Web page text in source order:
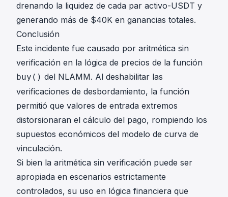
drenando la liquidez de cada par activo-USDT y
generando más de $40K en ganancias totales.
Conclusión
Este incidente fue causado por aritmética sin
verificación en la lógica de precios de la función
buy() del NLAMM. Al deshabilitar las
verificaciones de desbordamiento, la función
permitió que valores de entrada extremos
distorsionaran el cálculo del pago, rompiendo los
supuestos económicos del modelo de curva de
vinculación.
Si bien la aritmética sin verificación puede ser
apropiada en escenarios estrictamente
controlados, su uso en lógica financiera que